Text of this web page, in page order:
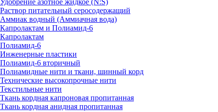
Раствор питательный серосодержащий
Аммиак водный (Аммиачная вода)
Капролактам и Полиамид-6
Капролактам
Полиамид-6
Инженерные пластики
Полиамид-6 вторичный
Полиамидные нити и ткани, шинный корд
Технические высокопрочные нити
Текстильные нити
Ткань кордная капроновая пропитанная
Ткань кордная анидная пропитанная